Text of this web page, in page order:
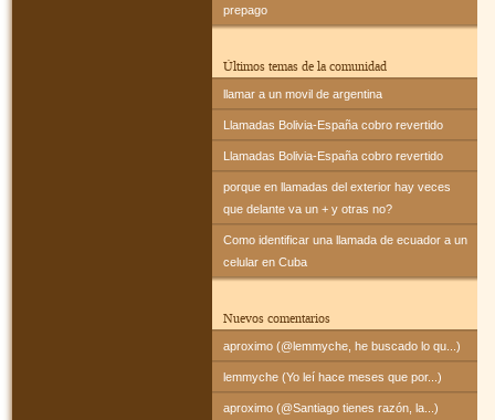
prepago
Últimos temas de la comunidad
llamar a un movil de argentina
Llamadas Bolivia-España cobro revertido
Llamadas Bolivia-España cobro revertido
porque en llamadas del exterior hay veces
que delante va un + y otras no?
Como identificar una llamada de ecuador a un
celular en Cuba
Nuevos comentarios
aproximo (@lemmyche, he buscado lo qu...)
lemmyche (Yo leí hace meses que por...)
aproximo (@Santiago tienes razón, la...)